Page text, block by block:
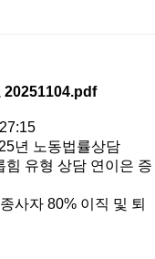
20251104.pdf
년 노동법률상담
힘 유형 상담 연이은 증
사자 80% 이직 및 퇴